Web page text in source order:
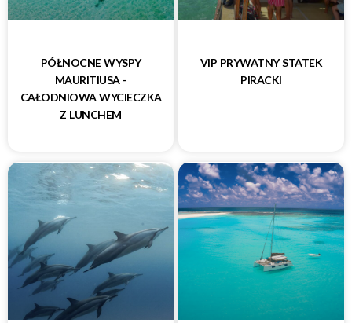
PÓŁNOCNE WYSPY
MAURITIUSA -
CAŁODNIOWA WYCIECZKA
Z LUNCHEM
VIP PRYWATNY STATEK
PIRACKI